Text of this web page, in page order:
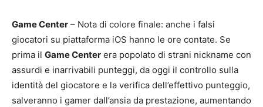
Game Center – Nota di colore finale: anche i falsi
giocatori su piattaforma iOS hanno le ore contate. Se
prima il Game Center era popolato di strani nickname con
assurdi e inarrivabili punteggi, da oggi il controllo sulla
identità del giocatore e la verifica dell’effettivo punteggio,
salveranno i gamer dall’ansia da prestazione, aumentando